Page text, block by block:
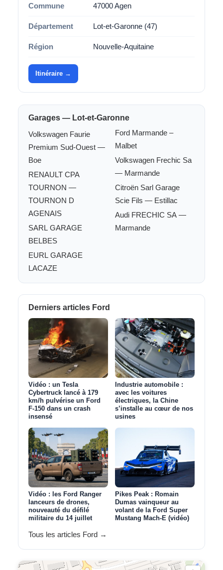
Commune 47000 Agen
Département Lot-et-Garonne (47)
Région Nouvelle-Aquitaine
Itinéraire →
Garages — Lot-et-Garonne
Volkswagen Faurie
Premium Sud-Ouest —
Boe
RENAULT CPA
TOURNON —
TOURNON D
AGENAIS
SARL GARAGE
BELBES
EURL GARAGE
LACAZE
Ford Marmande –
Malbet
Volkswagen Frechic Sa
— Marmande
Citroën Sarl Garage
Scie Fils — Estillac
Audi FRECHIC SA —
Marmande
Derniers articles Ford
Vidéo : un Tesla
Cybertruck lancé à 179
km/h pulvérise un Ford
F‑150 dans un crash
insensé
Industrie automobile :
avec les voitures
électriques, la Chine
s’installe au cœur de nos
usines
Vidéo : les Ford Ranger
lanceurs de drones,
nouveauté du défilé
militaire du 14 juillet
Pikes Peak : Romain
Dumas vainqueur au
volant de la Ford Super
Mustang Mach‑E (vidéo)
Tous les articles Ford →